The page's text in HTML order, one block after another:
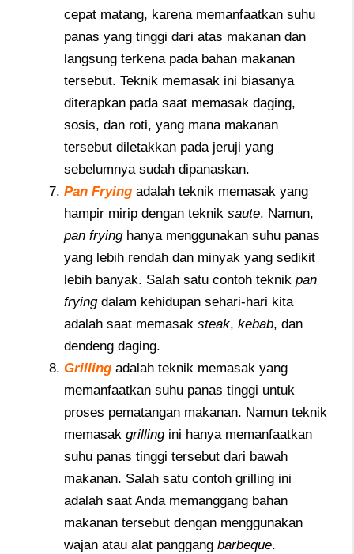
cepat matang, karena memanfaatkan suhu
panas yang tinggi dari atas makanan dan
langsung terkena pada bahan makanan
tersebut. Teknik memasak ini biasanya
diterapkan pada saat memasak daging,
sosis, dan roti, yang mana makanan
tersebut diletakkan pada jeruji yang
sebelumnya sudah dipanaskan.
Pan Frying adalah teknik memasak yang
hampir mirip dengan teknik saute. Namun,
pan fryinghanya menggunakan suhu panas
yang lebih rendah dan minyak yang sedikit
lebih banyak. Salah satu contoh teknik pan
fryingdalam kehidupan sehari-hari kita
adalah saat memasak steak, kebab, dan
dendeng daging.
Grilling adalah teknik memasak yang
memanfaatkan suhu panas tinggi untuk
proses pematangan makanan. Namun teknik
memasak grillingini hanya memanfaatkan
suhu panas tinggi tersebut dari bawah
makanan. Salah satu contoh grilling ini
adalah saat Anda memanggang bahan
makanan tersebut dengan menggunakan
wajan atau alat panggang barbeque.